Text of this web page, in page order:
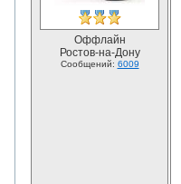
Оффлайн
Ростов-на-Дону
Сообщений: 6009